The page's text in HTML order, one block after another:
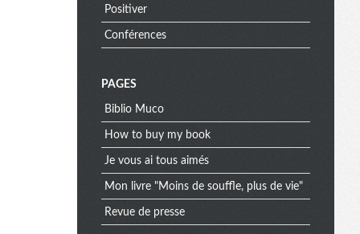
Positiver
Conférences
PAGES
Biblio Muco
How to buy my book
Je vous ai tous aimés
Mon livre "Moins de souffle, plus de vie"
Revue de presse